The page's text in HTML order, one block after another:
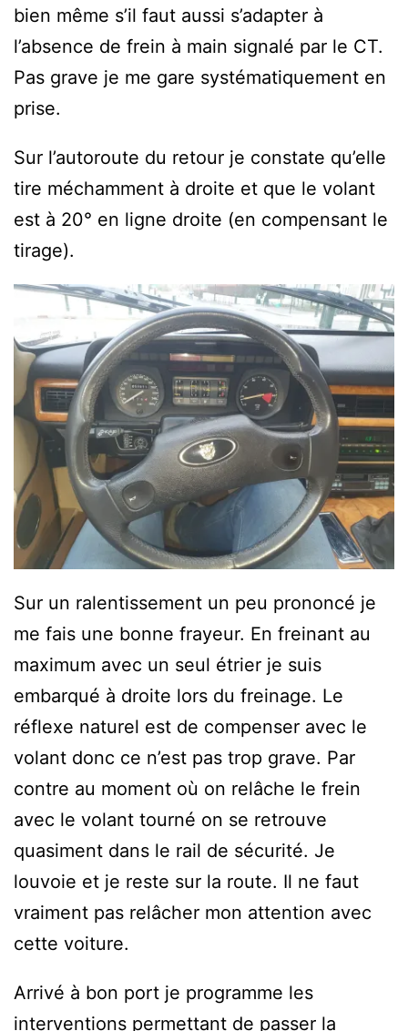
bien même s’il faut aussi s’adapter à
l’absence de frein à main signalé par le CT.
Pas grave je me gare systématiquement en
prise.
Sur l’autoroute du retour je constate qu’elle
tire méchamment à droite et que le volant
est à 20° en ligne droite (en compensant le
tirage).
Sur un ralentissement un peu prononcé je
me fais une bonne frayeur. En freinant au
maximum avec un seul étrier je suis
embarqué à droite lors du freinage. Le
réflexe naturel est de compenser avec le
volant donc ce n’est pas trop grave. Par
contre au moment où on relâche le frein
avec le volant tourné on se retrouve
quasiment dans le rail de sécurité. Je
louvoie et je reste sur la route. Il ne faut
vraiment pas relâcher mon attention avec
cette voiture.
Arrivé à bon port je programme les
interventions permettant de passer la